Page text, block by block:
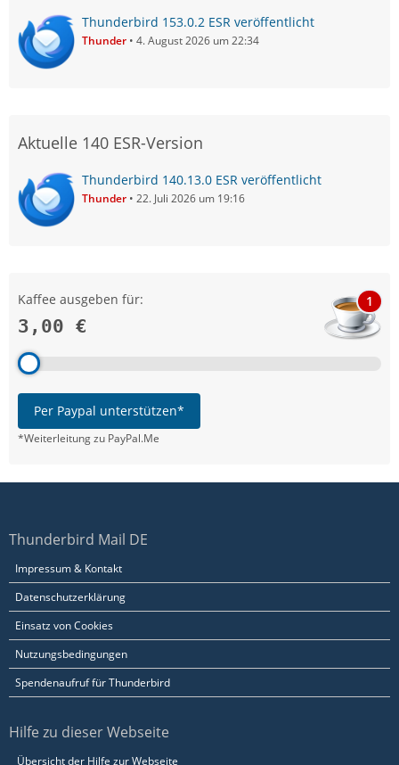
Thunderbird 153.0.2 ESR veröffentlicht
Thunder 4. August 2026 um 22:34
Aktuelle 140 ESR-Version
Thunderbird 140.13.0 ESR veröffentlicht
Thunder 22. Juli 2026 um 19:16
Kaffee ausgeben für:
3,00 €
1
Per Paypal unterstützen*
*Weiterleitung zu PayPal.Me
Thunderbird Mail DE
Impressum & Kontakt
Datenschutzerklärung
Einsatz von Cookies
Nutzungsbedingungen
Spendenaufruf für Thunderbird
Hilfe zu dieser Webseite
Übersicht der Hilfe zur Webseite